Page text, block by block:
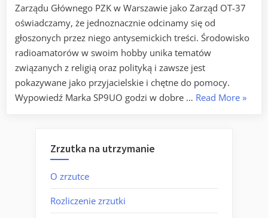
Zarządu Głównego PZK w Warszawie jako Zarząd OT-37
oświadczamy, że jednoznacznie odcinamy się od
głoszonych przez niego antysemickich treści. Środowisko
radioamatorów w swoim hobby unika tematów
związanych z religią oraz polityką i zawsze jest
pokazywane jako przyjacielskie i chętne do pomocy.
Wypowiedź Marka SP9UO godzi w dobre … Read More »
Zrzutka na utrzymanie
O zrzutce
Rozliczenie zrzutki